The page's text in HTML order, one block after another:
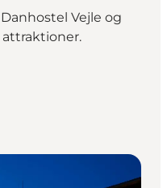
Vejle og
on_map